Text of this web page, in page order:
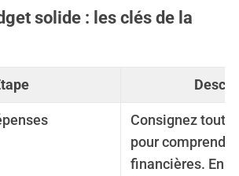
solide : les clés de la
Consignez
pour
financières. En